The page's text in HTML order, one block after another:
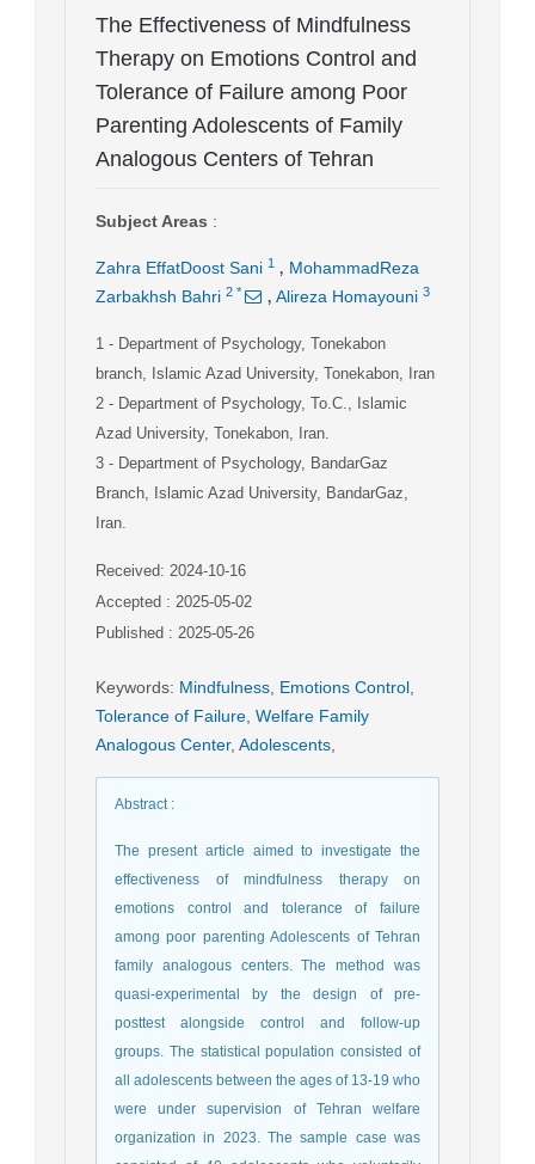
The Effectiveness of Mindfulness
Therapy on Emotions Control and
Tolerance of Failure among Poor
Parenting Adolescents of Family
Analogous Centers of Tehran
Subject Areas :
Zahra EffatDoost Sani 1 , MohammadReza
Zarbakhsh Bahri 2 * , Alireza Homayouni 3
1 - Department of Psychology, Tonekabon
branch, Islamic Azad University, Tonekabon, Iran
2 - Department of Psychology, To.C., Islamic
Azad University, Tonekabon, Iran.
3 - Department of Psychology, BandarGaz
Branch, Islamic Azad University, BandarGaz,
Iran.
Received: 2024-10-16
Accepted : 2025-05-02
Published : 2025-05-26
Keywords: Mindfulness Emotions Control
Tolerance of Failure Welfare Family
Analogous Center, Adolescents
Abstract:
The present article aimed to investigate the
effectiveness of mindfulness therapy on
emotions control and tolerance of failure
among poor parenting Adolescents of Tehran
family analogous centers. The method was
quasi-experimental by the design of pre-
posttest alongside control and follow-up
groups. The statistical population consisted of
all adolescents between the ages of 13-19 who
were under supervision of Tehran welfare
organization in 2023. The sample case was